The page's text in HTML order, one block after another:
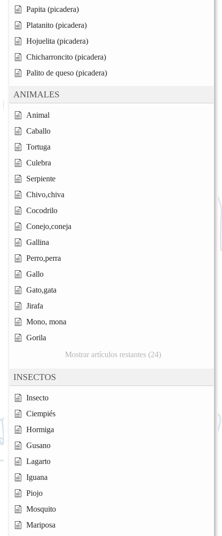
Papita (picadera)
Platanito (picadera)
Hojuelita (picadera)
Chicharroncito (picadera)
Palito de queso (picadera)
ANIMALES
Animal
Caballo
Tortuga
Culebra
Serpiente
Chivo,chiva
Cocodrilo
Conejo,coneja
Gallina
Perro,perra
Gallo
Gato,gata
Jirafa
Mono, mona
Gorila
Mostrar artículos restantes (24)
INSECTOS
Insecto
Ciempiés
Hormiga
Gusano
Lagarto
Iguana
Piojo
Mosquito
Mariposa